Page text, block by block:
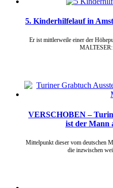
5. Kinderhilfelauf in
Er ist mittlerweile einer der
VERSCHOBEN –
ist der Mann
Mittelpunkt dieser vom deutschen
die inzwischen